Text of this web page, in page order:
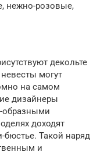
нежно-розовые,
декольте
могут
на самом
дизайнеры
образными
доходят
бюстье. Такой наряд
и